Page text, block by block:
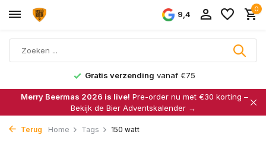
9,4
0
Gratis verzending vanaf €75
Merry Beermas 2026 is live! Pre-order nu met €30 korting –
Bekijk de Bier Adventskalender →
Terug Home Tags 150 watt